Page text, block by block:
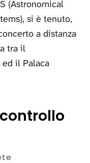
(Astronomical
si è tenuto,
a distanza
tra il
il Palaca